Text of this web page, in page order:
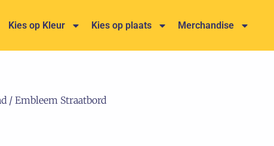
Kies op Kleur Kies op plaats Merchandise
/ Embleem Straatbord